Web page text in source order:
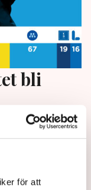
för att
bli
vinner
Allt hänger på
på